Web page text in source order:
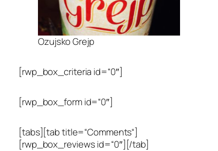
Ozujsko Grejp
[rwp_box_criteria id=“0″]
[rwp_box_form id=“0″]
[tabs][tab title=“Comments“]
[rwp_box_reviews id=“0″][/tab]